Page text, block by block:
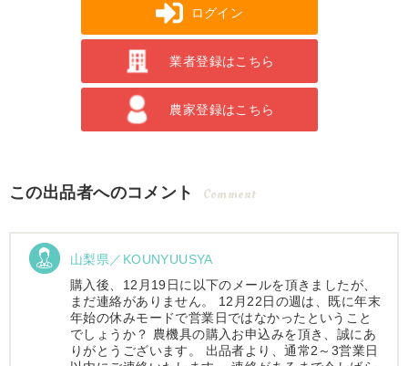
ログイン
業者登録はこちら
農家登録はこちら
この出品者へのコメント Comment
山梨県／KOUNYUUSYA
購入後、12月19日に以下のメールを頂きましたが、
まだ連絡がありません。 12月22日の週は、既に年末
年始の休みモードで営業日ではなかったということ
でしょうか？ 農機具の購入お申込みを頂き、誠にあ
りがとうございます。 出品者より、通常2～3営業日